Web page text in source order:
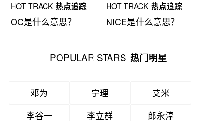
HOT TRACK 热点追踪
OC是什么意思？
HOT TRACK 热点追踪
NICE是什么意思？
POPULAR STARS 热门明星
邓为 宁理
艾米
李谷一
李立群
郎永淳